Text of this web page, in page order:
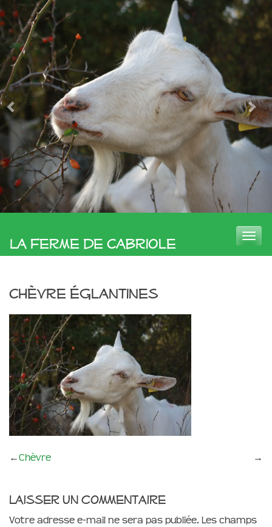
La Ferme de Cabriole
Toggle
Chèvre églantines
←Chèvre →
Laisser un commentaire
Votre adresse e-mail ne sera pas publiée. Les champs